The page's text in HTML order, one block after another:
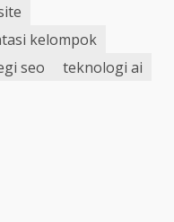
kelompok
seo
teknologi ai